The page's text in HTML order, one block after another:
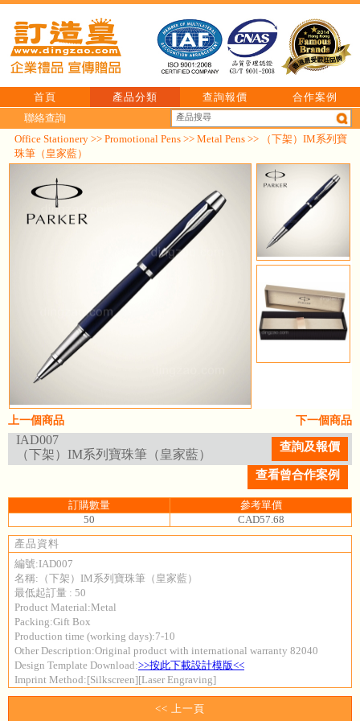
首頁 產品分類 查詢報價
合作案例
聯絡查詢
Office Stationery >> Promotional Pens >> Metal Pens >> （下架）IM系列寶
珠筆（皇家藍）
下一個商品
上一個商品
IAD007
（下架）IM系列寶珠筆（皇家藍）
查詢及報價
查看曾合作案例
訂購數量
參考單價
50
CAD57.68
產品資料
編號:IAD007
名稱:（下架）IM系列寶珠筆（皇家藍）
最低起訂量 : 50
Product Material:Metal
Packing:Gift Box
Production time (working days):7-10
Other Description:Original product with international warranty 82040
Design Template Download:>>按此下載設計模版<<
Imprint Method:[Silkscreen][Laser Engraving]
<< 上一頁